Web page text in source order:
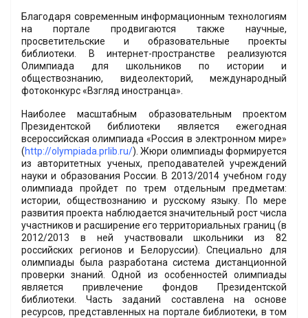
Благодаря современным информационным технологиям
на портале продвигаются также научные,
просветительские и образовательные проекты
библиотеки. В интернет-пространстве реализуются
Олимпиада для школьников по истории и
обществознанию, видеолекторий, международный
фотоконкурс «Взгляд иностранца».
Наиболее масштабным образовательным проектом
Президентской библиотеки является ежегодная
всероссийская олимпиада «Россия в электронном мире»
(http://olympiada.prlib.ru/). Жюри олимпиады формируется
из авторитетных ученых, преподавателей учреждений
науки и образования России. В 2013/2014 учебном году
олимпиада пройдет по трем отдельным предметам:
истории, обществознанию и русскому языку. По мере
развития проекта наблюдается значительный рост числа
участников и расширение его территориальных границ (в
2012/2013 в ней участвовали школьники из 82
российских регионов и Белоруссии). Специально для
олимпиады была разработана система дистанционной
проверки знаний. Одной из особенностей олимпиады
является привлечение фондов Президентской
библиотеки. Часть заданий составлена на основе
ресурсов, представленных на портале библиотеки, в том